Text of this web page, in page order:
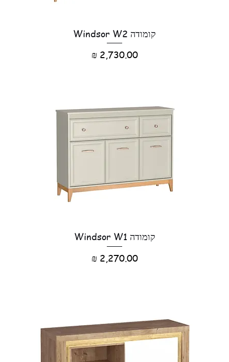
קומודה Windsor W2
מחיר‏2,730.00 ‏₪
קומודה Windsor W1
מחיר‏2,270.00 ‏₪